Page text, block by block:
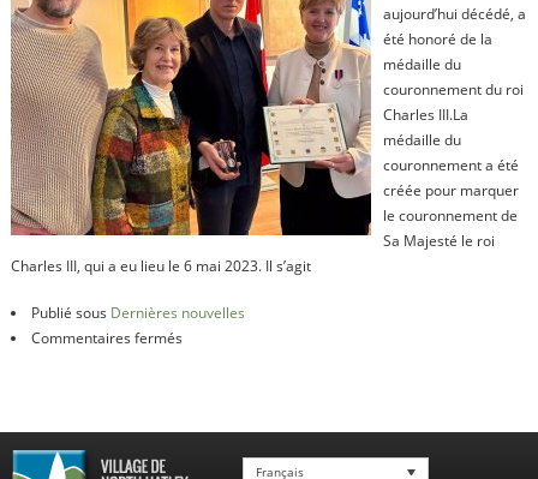
aujourd’hui décédé, a
été honoré de la
médaille du
couronnement du roi
Charles III.La
médaille du
couronnement a été
créée pour marquer
le couronnement de
Sa Majesté le roi
Charles III, qui a eu lieu le 6 mai 2023. Il s’agit
Publié sous Dernières nouvelles
Commentaires fermés
du
Français